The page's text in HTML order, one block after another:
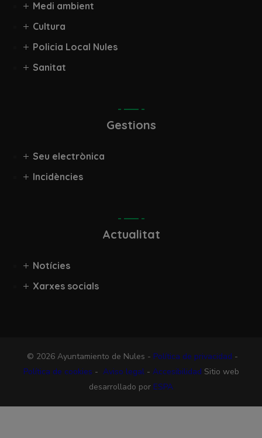
Medi ambient
Cultura
Policia Local Nules
Sanitat
Gestions
Seu electrònica
Incidències
Actualitat
Notícies
Xarxes socials
© 2026 Ayuntamiento de Nules - Política de privacidad -
Política de cookies - Aviso legal- Accesibilidad Sitio web
desarrollado por ESPA